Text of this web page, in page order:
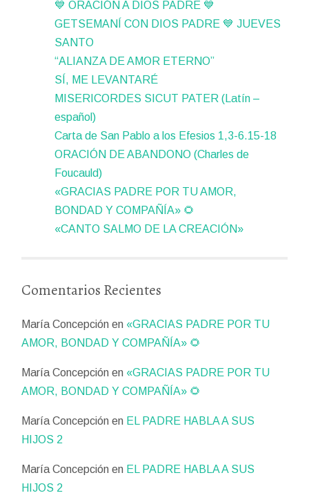
💙 ORACIÓN A DIOS PADRE 💙
GETSEMANÍ CON DIOS PADRE 💙 JUEVES
SANTO
“ALIANZA DE AMOR ETERNO”
SÍ, ME LEVANTARÉ
MISERICORDES SICUT PATER (Latín –
español)
Carta de San Pablo a los Efesios 1,3-6.15-18
ORACIÓN DE ABANDONO (Charles de
Foucauld)
«GRACIAS PADRE POR TU AMOR,
BONDAD Y COMPAÑÍA» 🌻
«CANTO SALMO DE LA CREACIÓN»
Comentarios Recientes
María Concepción en «GRACIAS PADRE POR TU
AMOR, BONDAD Y COMPAÑÍA» 🌻
María Concepción en «GRACIAS PADRE POR TU
AMOR, BONDAD Y COMPAÑÍA» 🌻
María Concepción en EL PADRE HABLA A SUS
HIJOS 2
María Concepción en EL PADRE HABLA A SUS
HIJOS 2